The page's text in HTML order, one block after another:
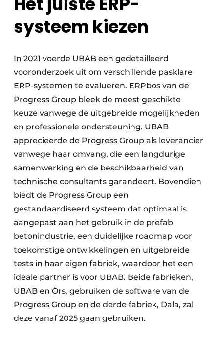
systeem kiezen
In 2021 voerde UBAB een gedetailleerd
vooronderzoek uit om verschillende pasklare
ERP-systemen te evalueren. ERPbos van de
Progress Group bleek de meest geschikte
keuze vanwege de uitgebreide mogelijkheden
en professionele ondersteuning. UBAB
apprecieerde de Progress Group als leverancier
vanwege haar omvang, die een langdurige
samenwerking en de beschikbaarheid van
technische consultants garandeert. Bovendien
biedt de Progress Group een
gestandaardiseerd systeem dat optimaal is
aangepast aan het gebruik in de prefab
betonindustrie, een duidelijke roadmap voor
toekomstige ontwikkelingen en uitgebreide
tests in haar eigen fabriek, waardoor het een
ideale partner is voor UBAB. Beide fabrieken,
UBAB en Örs, gebruiken de software van de
Progress Group en de derde fabriek, Dala, zal
deze vanaf 2025 gaan gebruiken.